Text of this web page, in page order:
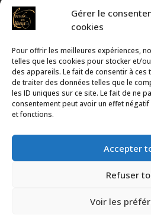
Gérer le
cookies
Pour offrir les meilleures expériences,
telles que les cookies pour stocker et/
des appareils. Le fait de consentir à
de traiter des données telles que le
les ID uniques sur ce site. Le fait de ne
consentement peut avoir un effet
et fonctions.
Accepter
Refuser
Voir les
✆ +32 477 91 58 46
✉ infos@coeurs-en-choeur.be
Toute proposition de partenariat